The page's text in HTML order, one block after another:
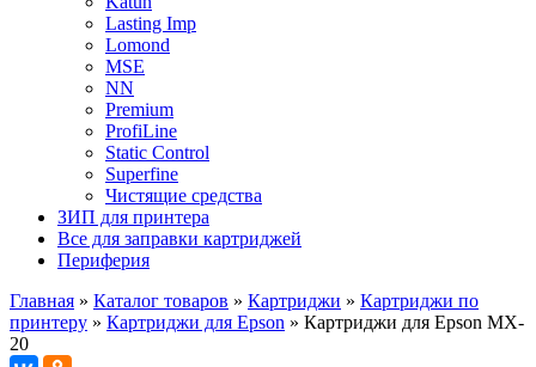
Lasting Imp
Lomond
MSE
NN
Premium
ProfiLine
Static Control
Superfine
Чистящие средства
ЗИП для принтера
Все для заправки картриджей
Периферия
Главная » Каталог товаров » Картриджи » Картриджи по
принтеру » Картриджи для Epson » Картриджи для Epson MX-
20